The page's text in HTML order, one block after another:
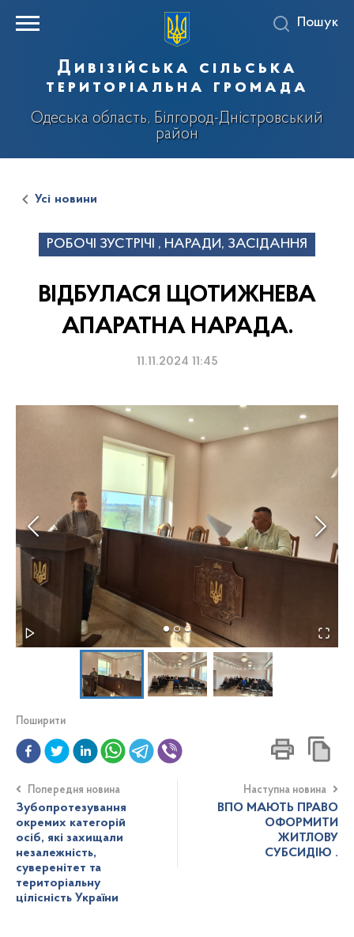
Дивізійська сільська
територіальна громада
Одеська область, Білгород-Дністровський
район
Пошук
Усі новини
РОБОЧІ ЗУСТРІЧІ , НАРАДИ, ЗАСІДАННЯ
ВІДБУЛАСЯ ЩОТИЖНЕВА
АПАРАТНА НАРАДА.
11.11.2024 11:45
Поширити
Попередня новина
Зубопротезування
окремих категорій
осіб, які захищали
незалежність,
суверенітет та
територіальну
цілісність України
Наступна новина
ВПО МАЮТЬ ПРАВО
ОФОРМИТИ
ЖИТЛОВУ
СУБСИДІЮ .